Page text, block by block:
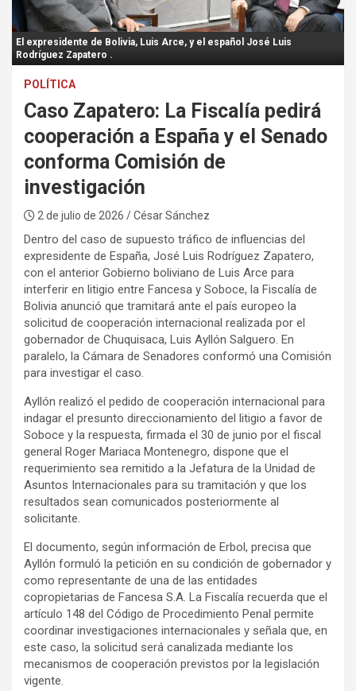
El expresidente de Bolivia, Luis Arce, y el español José Luis
Rodríguez Zapatero .
POLÍTICA
Caso Zapatero: La Fiscalía pedirá
cooperación a España y el Senado
conforma Comisión de
investigación
2 de julio de 2026 / César Sánchez
Dentro del caso de supuesto tráfico de influencias del
expresidente de España, José Luis Rodríguez Zapatero,
con el anterior Gobierno boliviano de Luis Arce para
interferir en litigio entre Fancesa y Soboce, la Fiscalía de
Bolivia anunció que tramitará ante el país europeo la
solicitud de cooperación internacional realizada por el
gobernador de Chuquisaca, Luis Ayllón Salguero. En
paralelo, la Cámara de Senadores conformó una Comisión
para investigar el caso.
Ayllón realizó el pedido de cooperación internacional para
indagar el presunto direccionamiento del litigio a favor de
Soboce y la respuesta, firmada el 30 de junio por el fiscal
general Roger Mariaca Montenegro, dispone que el
requerimiento sea remitido a la Jefatura de la Unidad de
Asuntos Internacionales para su tramitación y que los
resultados sean comunicados posteriormente al
solicitante.
El documento, según información de Erbol, precisa que
Ayllón formuló la petición en su condición de gobernador y
como representante de una de las entidades
copropietarias de Fancesa S.A. La Fiscalía recuerda que el
artículo 148 del Código de Procedimiento Penal permite
coordinar investigaciones internacionales y señala que, en
este caso, la solicitud será canalizada mediante los
mecanismos de cooperación previstos por la legislación
vigente.